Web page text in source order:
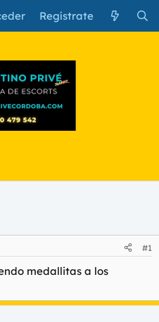
Regístrate
#1
medallitas a los